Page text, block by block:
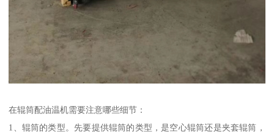
在辊筒配油温机需要注意哪些细节：
1、辊筒的类型。先要提供辊筒的类型，是空心辊筒还是夹套辊筒，